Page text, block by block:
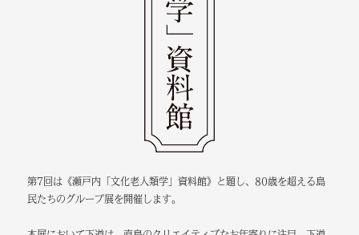
第7回は《瀬戸内「文化老人類学」資料館》と題し、80歳を超える島
民たちのグループ展を開催します。